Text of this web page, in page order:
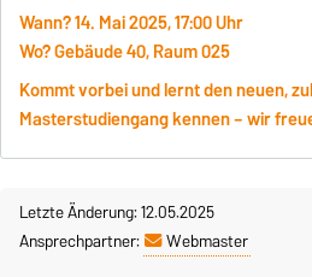
Wann?14. Mai 2025, 17:00 Uhr
Wo?Gebäude 40, Raum 025
Kommt vorbei und lernt den neuen,
Masterstudiengang kennen – wir
Letzte Änderung: 12.05.2025
Ansprechpartner:
Webmaster